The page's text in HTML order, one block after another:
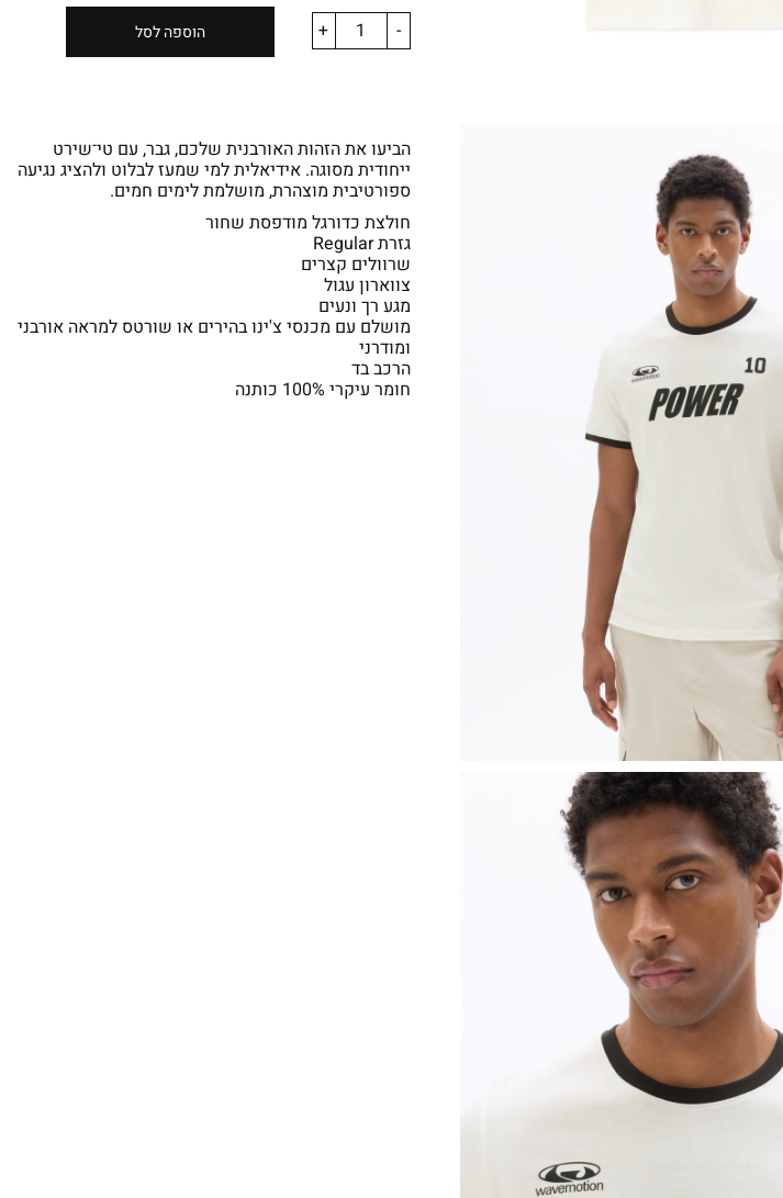
-
+ הוספה לסל
הביעו את הזהות האורבנית שלכם, גבר, עם טי־שירט
ייחודית מסוגה. אידיאלית למי שמעז לבלוט ולהציג נגיעה
ספורטיבית מוצהרת, מושלמת לימים חמים.
חולצת כדורגל מודפסת שחור
גזרת Regular
שרוולים קצרים
צווארון עגול
מגע רך ונעים
מושלם עם מכנסי צ'ינו בהירים או שורטס למראה אורבני
ומודרני
הרכב בד
חומר עיקרי 100% כותנה